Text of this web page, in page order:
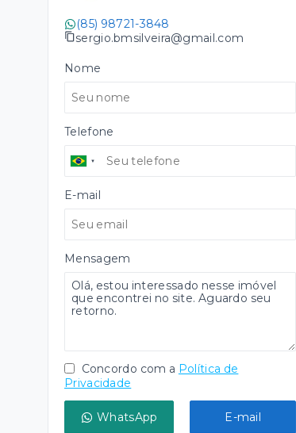
(85) 98721-3848
sergio.bmsilveira@gmail.com
Nome
Telefone
E-mail
Mensagem
Concordo com a Política de
Privacidade
WhatsApp E-mail